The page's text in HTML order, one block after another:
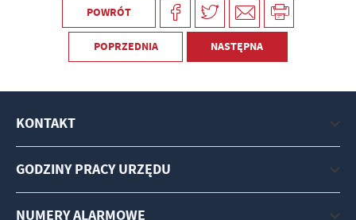
POWRÓT
POPRZEDNIA NASTĘPNA
KONTAKT
GODZINY PRACY URZĘDU
NUMERY ALARMOWE